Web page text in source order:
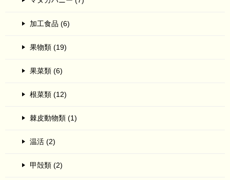
加工食品 (6)
果物類 (19)
果菜類 (6)
根菜類 (12)
棘皮動物類 (1)
温活 (2)
甲殻類 (2)